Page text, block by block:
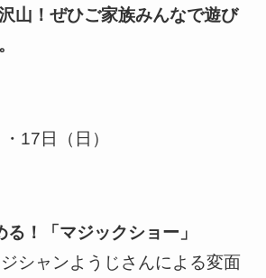
山！ぜひご家族みんなで遊び
17日（日）
！「マジックショー」
シャンようじさんによる変面